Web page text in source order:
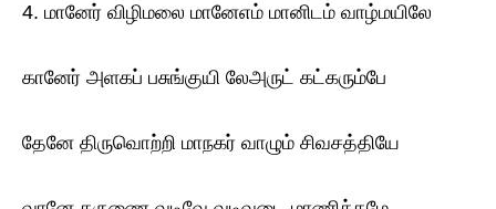
4. மானேர் விழிமலை மானேஎம் மானிடம் வாழ்மயிலே
கானேர் அளகப் பசுங்குயி லேஅருட் கட்கரும்பே
தேனே திருவொற்றி மாநகர் வாழும் சிவசத்தியே